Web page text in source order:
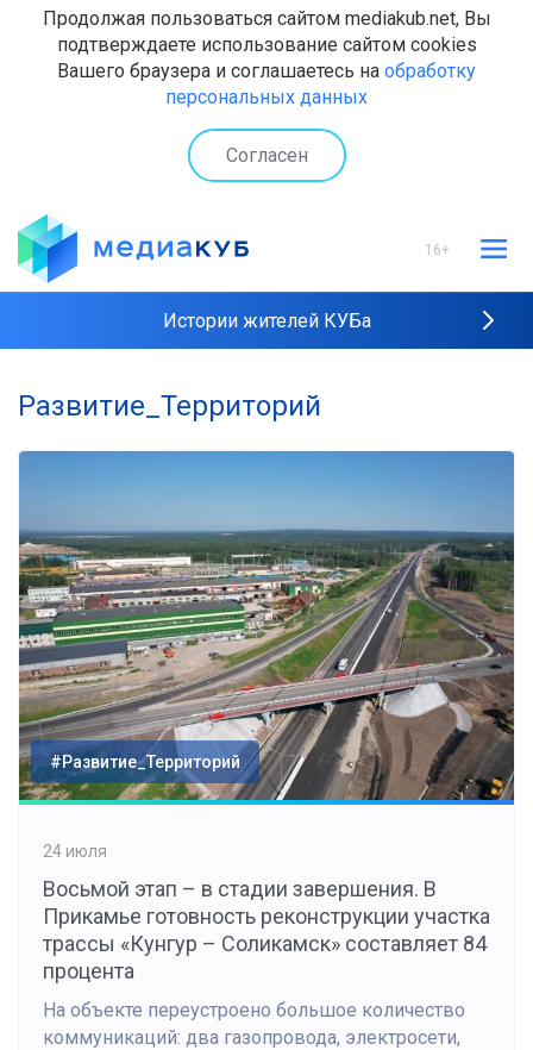
Продолжая пользоваться сайтом mediakub.net, Вы
подтверждаете использование сайтом cookies
Вашего браузера и соглашаетесь на обработку
персональных данных
Согласен
16+
Истории жителей КУБа
Развитие_Территорий
#Развитие_Территорий
24 июля
Восьмой этап – в стадии завершения. В
Прикамье готовность реконструкции участка
трассы «Кунгур – Соликамск» составляет 84
процента
На объекте переустроено большое количество
коммуникаций: два газопровода, электросети,